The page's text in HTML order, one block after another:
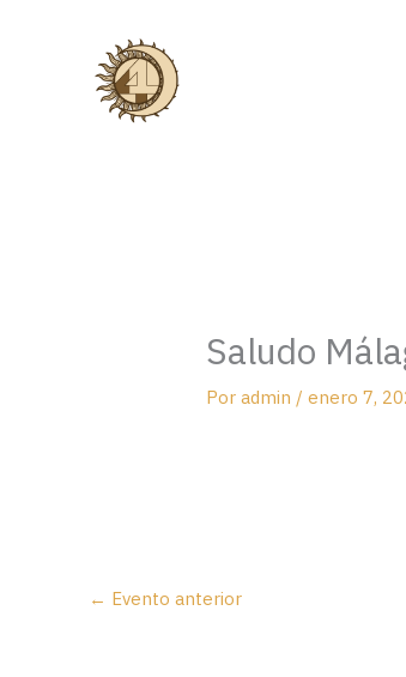
Saludo
Poradmin /enero 7,
← Evento anterior